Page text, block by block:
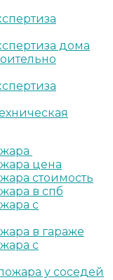
дома
цена
стоимость
в спб
с
в гараже
с
у соседей